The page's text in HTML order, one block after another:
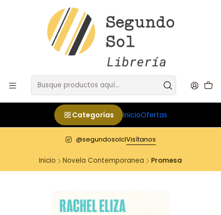
Categorías InicioOfertas
@segundosolclVisítanos
Inicio Novela Contemporanea Promesa